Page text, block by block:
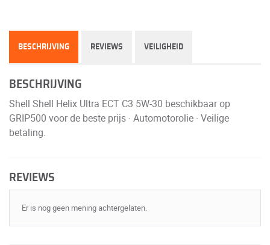
BESCHRIJVING REVIEWS VEILIGHEID
BESCHRIJVING
Shell Shell Helix Ultra ECT C3 5W-30 beschikbaar op
GRIP500 voor de beste prijs · Automotorolie · Veilige
betaling.
REVIEWS
Er is nog geen mening achtergelaten.